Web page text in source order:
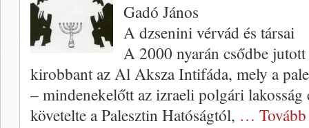
Gadó János
A dzsenini vérvád és társai
A 2000 nyarán csődbe
kirobbant az Al Aksza Intifáda, mely a
– mindenekelőtt az izraeli polgári
követelte a Palesztin Hatóság­tól, …